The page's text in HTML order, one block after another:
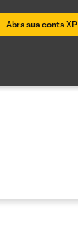
Abra sua conta XP